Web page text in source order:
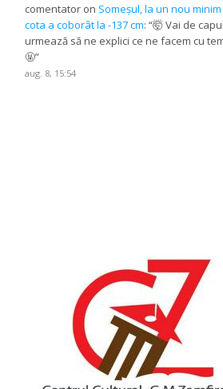
comentator on Someșul, la un nou
cota a coborât la -137 cm: “🤯 Vai de
urmează să ne explici ce ne facem cu
🤬”
aug. 8, 15:54